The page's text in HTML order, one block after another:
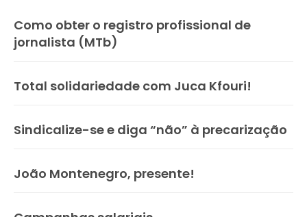
Como obter o registro profissional de
jornalista (MTb)
Total solidariedade com Juca Kfouri!
Sindicalize-se e diga “não” à precarização
João Montenegro, presente!